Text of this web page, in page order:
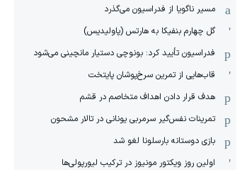
مسیر ناگویا از فدراسیون می‌گذرد
گل چهارم بنفیکا به هارتس (پاولیدیس)
فدراسیون تأیید کرد: بونوچی دستیار مانچینی می‌شود
قاب‌هایی از تمرین سرخ‌پوشان پایتخت
هدف قرار دادن اهداف متخاصم در قشم
‏تمرینات نفس‌گیر سرمربی یونانی در تالار مشحون
بازی دوستانه بارسلونا لغو شد
اولین روز ویکتور مونیوز در ترکیب لیورپولی‌ها